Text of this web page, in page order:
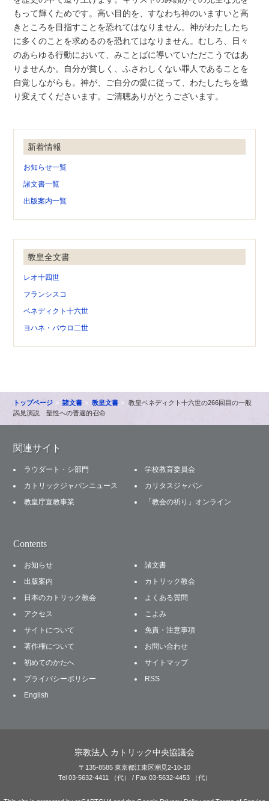
もって輝くためです。高い目的を、すなわち神のいますいと高
きところを目指すことを恐れてはなりません。神がわたしたち
に多くのことを求めるのを恐れてはなりません。むしろ、日々
のあらゆる行動において、みことばに導いていただこうではあ
りませんか。自分が貧しく、ふさわしくない罪人であることを
自覚しながらも。神が、ご自分の愛に従って、わたしたちを造
り変えてくださいます。ご清聴ありがとうございます。
新着情報
お知らせ一覧
諸文書一覧
出版案内一覧
教皇全文書
レオ十四世
フランシスコ
ベネディクト十六世
ヨハネ・パウロ二世
トップページ 諸文書 教皇文書
教皇ベネディクト十六世の266回目の一般
謁見演説 聖性への普遍的召命
関連サイト
ラウダート・シ部門
学校教育委員会
カトリックジャパンニュース
カリタスジャパン
教皇庁宣教事業
「教会の祈り」オンライン
Contents
お知らせ
諸文書
出版案内
カトリック教会
日本のカトリック教会
よくある質問
アクセス
こよみ
サイトについて
免責・注意事項
著作権について
お問い合わせ
初めてのかたへ
サイトマップ
プライバシーポリシー
RSS
English
宗教法人 カトリック中央協議会
〒135-8585 東京都江東区潮見2-10-10
Tel 03-5632-4411 （代） / Fax 03-5632-4453 （代）